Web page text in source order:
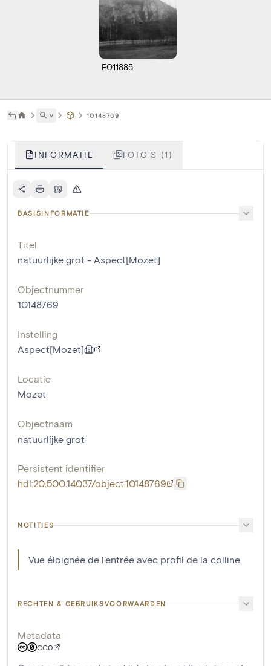
E011885
˅ 10148769
INFORMATIE FOTO'S (1)
BASISINFORMATIE
Titel
natuurlijke grot - Aspect[Mozet]
Objectnummer
10148769
Instelling
Aspect[Mozet]
Locatie
Mozet
Objectnaam
natuurlijke grot
Persistent identifier
hdl:20.500.14037/object.10148769
NOTITIES
Vue éloignée de l'entrée avec profil de la colline
RECHTEN & GEBRUIKSVOORWAARDEN
Metadata
CC0